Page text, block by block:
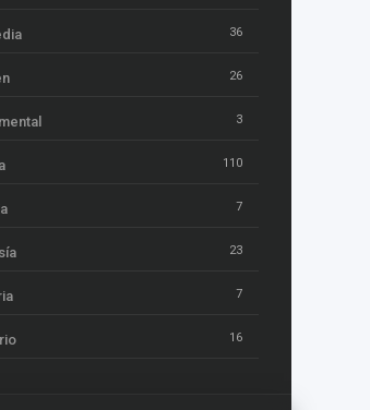
36
26
3
110
7
23
7
16